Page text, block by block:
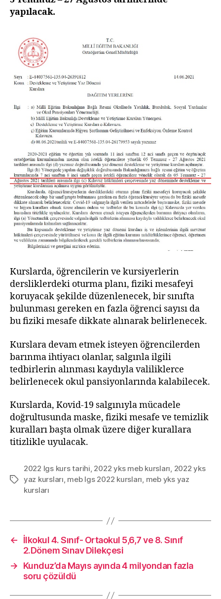
yapılacak.
Kurslarda, öğrencilerin ve kursiyerlerin
dersliklerdeki oturma planı, fiziki mesafeyi
koruyacak şekilde düzenlenecek, bir sınıfta
bulunması gereken en fazla öğrenci sayısı da
bu fiziki mesafe dikkate alınarak belirlenecek.
Kurslara devam etmek isteyen öğrencilerden
barınma ihtiyacı olanlar, salgınla ilgili
tedbirlerin alınması kaydıyla valiliklerce
belirlenecek okul pansiyonlarında kalabilecek.
Kurslarda, Kovid-19 salgınıyla mücadele
doğrultusunda maske, fiziki mesafe ve temizlik
kuralları başta olmak üzere diğer kurallara
titizlikle uyulacak.
Etiketler
2022 lgs kurs tarihi, 2022 yks meb kursları, 2022 yks
yaz kursları, meb lgs 2022 kursları, meb yks yaz
kursları
←
İlkokul 4. Sınıf- Ortaokul 5,6,7 ve 8. Sınıf
2.Dönem Sınav Dilekçesi
→
Kunduz’da Mayıs ayında 4 milyondan fazla
soru çözüldü